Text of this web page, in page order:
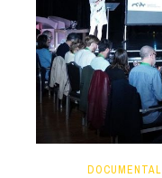
DOCUMENTAL